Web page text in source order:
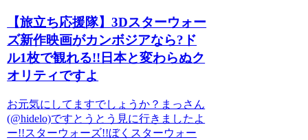
【旅立ち応援隊】3Dスターウォー
ズ新作映画がカンボジアなら?ド
ル1枚で観れる!!日本と変わらぬク
オリティですよ
お元気にしてますでしょうか？まっさん
(@hidelo)ですとうとう見に行きましたよ
ー!!スターウォーズ!!ぼくスターウォー